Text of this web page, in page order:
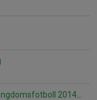
2014-2015